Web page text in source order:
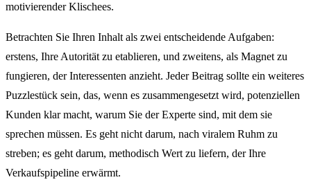
motivierender Klischees.
Betrachten Sie Ihren Inhalt als zwei entscheidende Aufgaben:
erstens, Ihre Autorität zu etablieren, und zweitens, als Magnet zu
fungieren, der Interessenten anzieht. Jeder Beitrag sollte ein weiteres
Puzzlestück sein, das, wenn es zusammengesetzt wird, potenziellen
Kunden klar macht, warum Sie der Experte sind, mit dem sie
sprechen müssen. Es geht nicht darum, nach viralem Ruhm zu
streben; es geht darum, methodisch Wert zu liefern, der Ihre
Verkaufspipeline erwärmt.